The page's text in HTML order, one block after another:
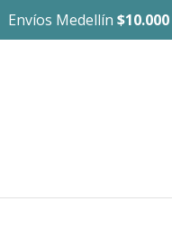
Envíos Medellín $10.000